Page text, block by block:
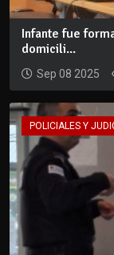
Infante fue
domicili...
Sep 08 2025
POLICIALES Y